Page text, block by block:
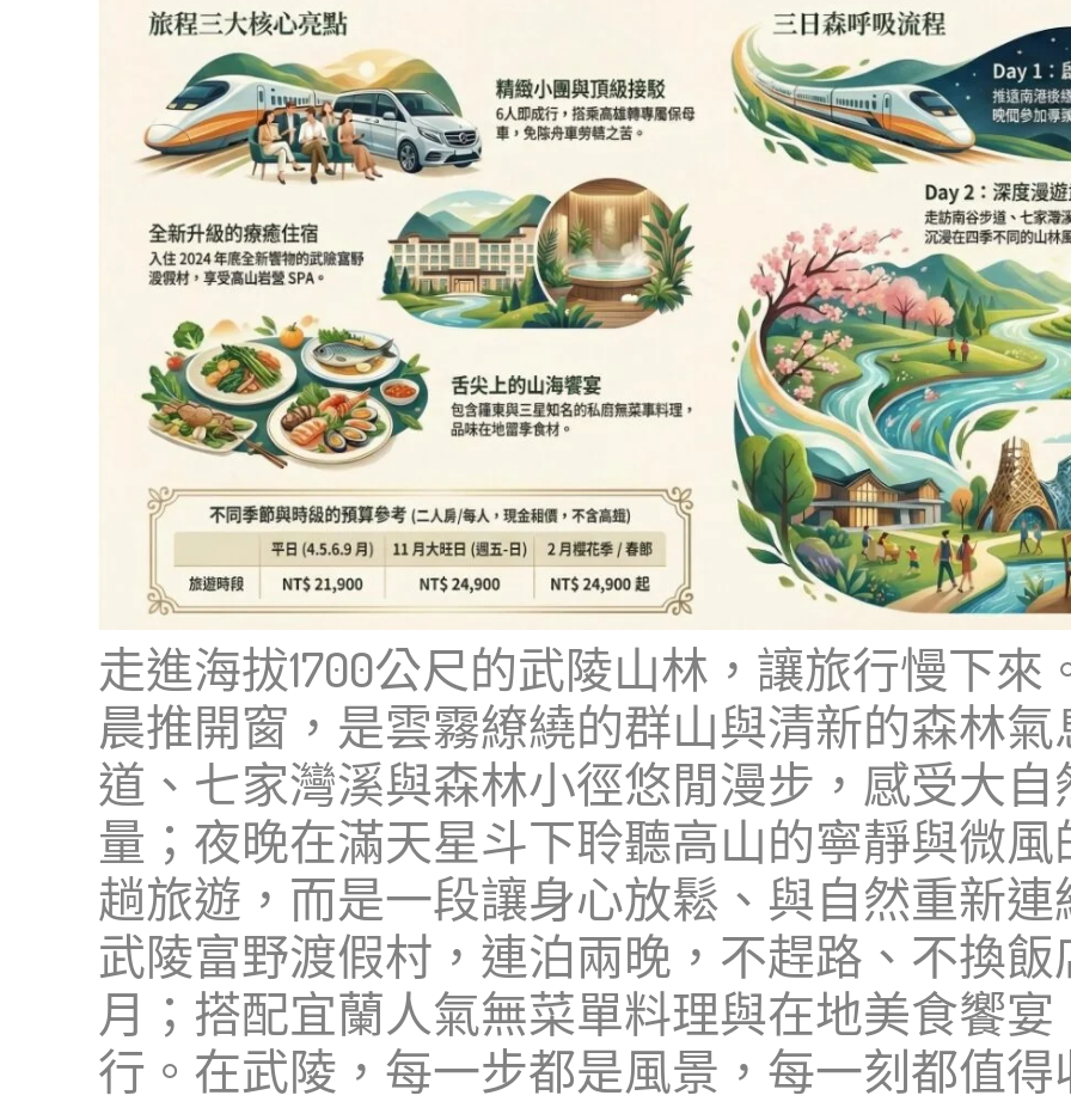
走進海拔1700公尺的武陵山林，讓旅行慢下
晨推開窗，是雲霧繚繞的群山與清新的森林
道、七家灣溪與森林小徑悠閒漫步，感受大
量；夜晚在滿天星斗下聆聽高山的寧靜與微
趟旅遊，而是一段讓身心放鬆、與自然重新
武陵富野渡假村，連泊兩晚，不趕路、不換
月；搭配宜蘭人氣無菜單料理與在地美食饗
行。在武陵，每一步都是風景，每一刻都值得